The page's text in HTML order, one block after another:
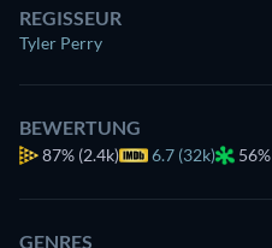
REGISSEUR
Tyler Perry
BEWERTUNG
87% (2.4k) 6.7 (32k) 56%
GENRES